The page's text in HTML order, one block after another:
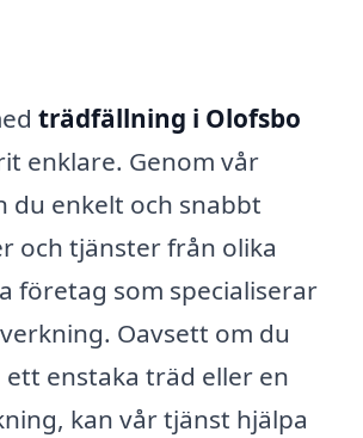
trädfällning i Olofsbo
enklare. Genom vår
du enkelt och snabbt
och tjänster från olika
företag som specialiserar
Oavsett om du
enstaka träd eller en
kan vår tjänst hjälpa